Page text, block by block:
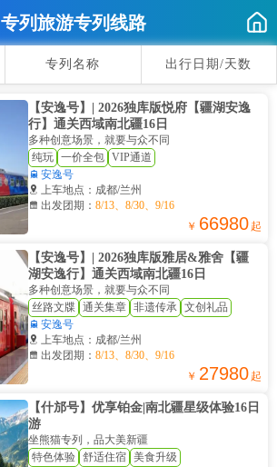
专列旅游专列线路
专列名称 出行日期/天数
【安逸号】| 2026独库版悦府【疆湖安逸
行】通关西域南北疆16日
多种创意场景，就要与众不同
纯玩 一价全包 VIP通道
 安逸号
 上车地点：成都/兰州
 出发团期：8/13、8/30、9/16
￥ 66980 起
【安逸号】| 2026独库版雅居&雅舍【疆
湖安逸行】通关西域南北疆16日
多种创意场景，就要与众不同
丝路文牒 通关集章 非遗传承 文创礼品
 安逸号
 上车地点：成都/兰州
 出发团期：8/13、8/30、9/16
￥ 27980 起
【什邡号】优享铂金|南北疆星级体验16日
游
坐熊猫专列，品大美新疆
特色体验 舒适住宿 美食升级